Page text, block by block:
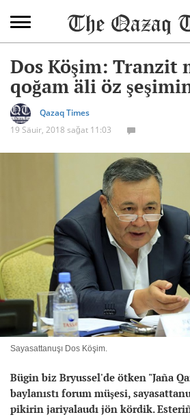
Dos Köşim: Tranzit
qoğam äli öz
Qazaq Times
19 Säuir, 2018 sağat 11:03
Sayasattanuşı Dos Köşim.
Bügin biz Bryussel'de ötken "Jaña
baylanıstı forum müşesi,
pikirin jariyalaudı jön kördik.